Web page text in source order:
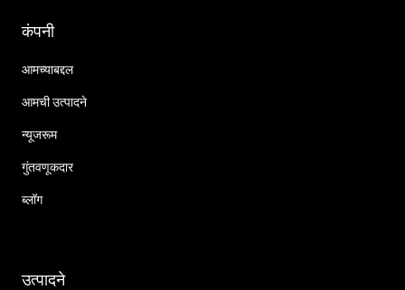
कंपनी
आमच्याबद्दल
आमची उत्पादने
न्यूजरूम
गुंतवणूकदार
ब्लॉग
उत्पादने